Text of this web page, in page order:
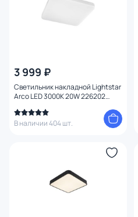
3 999 ₽
Светильник накладной Lightstar
Arco LED 3000K 20W 226202
В наличии 404 шт.